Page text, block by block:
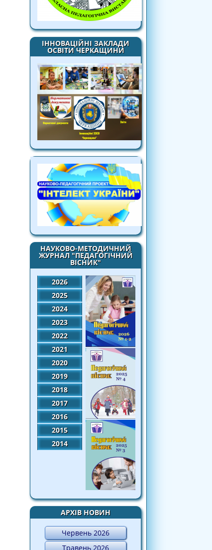
ІННОВАЦІЙНІ ЗАКЛАДИ
ОСВІТИ ЧЕРКАЩИНИ
НАУКОВО-МЕТОДИЧНИЙ
ЖУРНАЛ "ПЕДАГОГІЧНИЙ
ВІСНИК"
2026
2025
2024
2023
2022
2021
2020
2019
2018
2017
2016
2015
2014
АРХІВ НОВИН
Червень 2026
Травень 2026